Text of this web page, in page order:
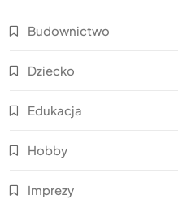
Budownictwo
Dziecko
Edukacja
Hobby
Imprezy